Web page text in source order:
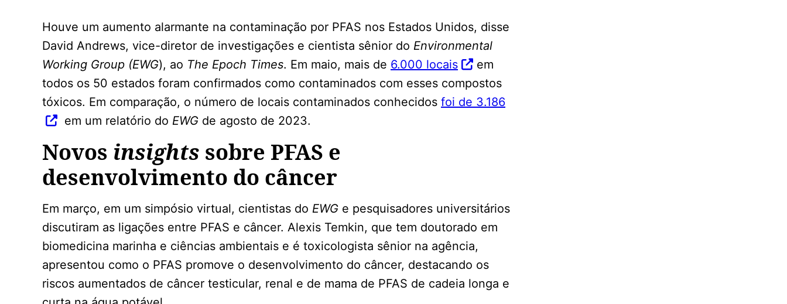
Houve um aumento alarmante na contaminação por PFAS nos Estados Unidos, disse
David Andrews, vice-diretor de investigações e cientista sênior do Environmental
Working Group (EWG), ao The Epoch Times. Em maio, mais de 6.000 locais
em
todos os 50 estados foram confirmados como contaminados com esses compostos
tóxicos. Em comparação, o número de locais contaminados conhecidos foi de 3.186
em um relatório do EWG de agosto de 2023.
Novos insights sobre PFAS e
desenvolvimento do câncer
Em março, em um simpósio virtual, cientistas do EWG e pesquisadores universitários
discutiram as ligações entre PFAS e câncer. Alexis Temkin, que tem doutorado em
biomedicina marinha e ciências ambientais e é toxicologista sênior na agência,
apresentou como o PFAS promove o desenvolvimento do câncer, destacando os
riscos aumentados de câncer testicular, renal e de mama de PFAS de cadeia longa e